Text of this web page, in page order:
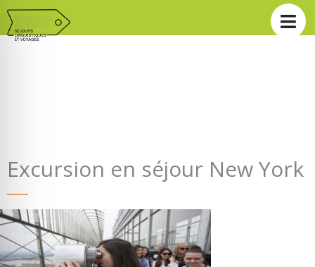
Excursion en séjour New York